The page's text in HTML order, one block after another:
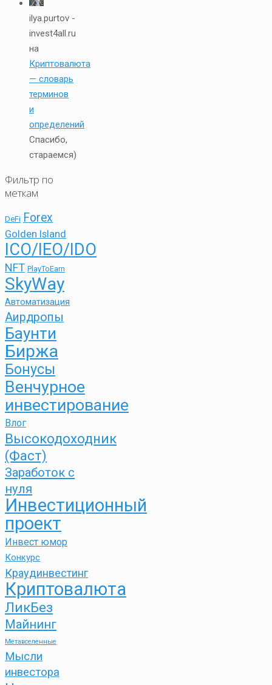
ilya.purtov -
invest4all.ru
на
Криптовалюта
— словарь
терминов
и
определений
Спасибо,
стараемся)
Фильтр по
меткам
DeFi Forex
Golden Island
ICO/IEO/IDO
NFT PlayToEarn
SkyWay
Автоматизация
Аирдропы
Баунти
Биржа
Бонусы
Венчурное
инвестирование
Влог
Высокодоходник
(Фаст)
Заработок с
нуля
Инвестиционный
проект
Инвест юмор
Конкурс
Краудинвестинг
Криптовалюта
ЛикБез
Майнинг
Метавселенные
Мысли
инвестора